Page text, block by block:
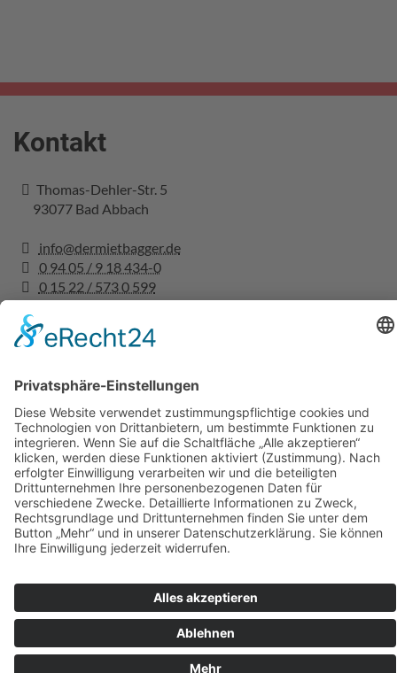
Kontakt
Thomas-Dehler-Str. 5
93077 Bad Abbach
info@dermietbagger.de
0 94 05 / 9 18 434-0
0 15 22 / 573 0 599
0 94 05 / 9 18 434-5
www.dermietbagger.de
Rechtliches
Impressum
Datenschutz
AGBs
Versicherungsbedingungen
Ratgeber
Social Media